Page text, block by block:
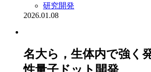
研究開発
2026.01.08
名大ら，生体内で強く
性量子ドット開発